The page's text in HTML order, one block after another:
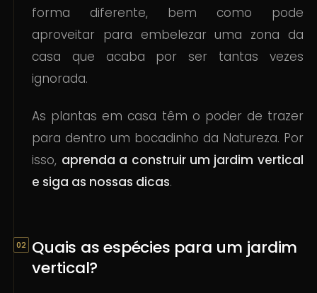
forma diferente, bem como pode
aproveitar para embelezar uma zona da
casa que acaba por ser tantas vezes
ignorada.
As plantas em casa têm o poder de trazer
para dentro um bocadinho da Natureza. Por
isso, aprenda a construir um jardim vertical
e siga as nossas dicas.
Quais as espécies para um jardim
vertical?